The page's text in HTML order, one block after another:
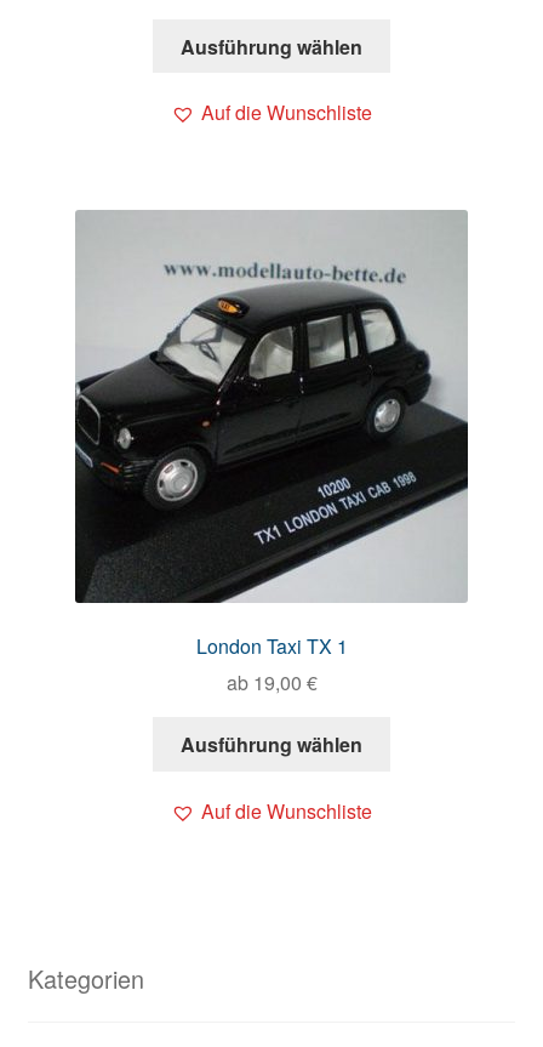
Ausführung wählen
Auf die Wunschliste
London Taxi TX 1
ab 19,00 €
Ausführung wählen
Auf die Wunschliste
Kategorien